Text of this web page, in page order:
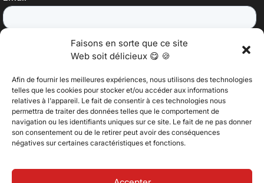
Faisons en sorte que ce site
Web soit délicieux 😋 🍪
Afin de fournir les meilleures expériences, nous utilisons des technologies
telles que les cookies pour stocker et/ou accéder aux informations
relatives à l'appareil. Le fait de consentir à ces technologies nous
permettra de traiter des données telles que le comportement de
navigation ou les identifiants uniques sur ce site. Le fait de ne pas donner
son consentement ou de le retirer peut avoir des conséquences
négatives sur certaines caractéristiques et fonctions.
@2025 Vertitech. Tous droits réservés.
Politique de confidentialité